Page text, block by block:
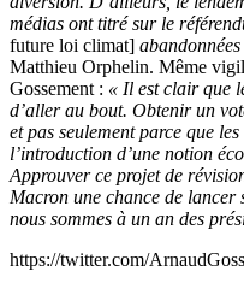
médias ont titré sur le
future loi climat]
Matthieu Orphelin. Même
Gossement : « Il est clair que
d’aller au bout. Obtenir un
et pas seulement parce que
l’introduction d’une notion
Approuver ce projet de
Macron une chance de lancer
nous sommes à un an des
https://twitter.com/